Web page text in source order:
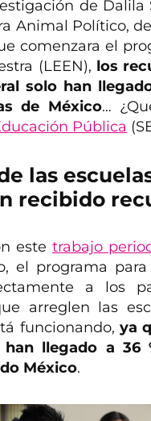
de Dalila
Animal Político,
comenzara el
(LEEN), los
solo han
de México…
Pública
las
recibido
este trabajo
el programa
a los
arreglen las
funcionando, ya
han llegado a 36
México.